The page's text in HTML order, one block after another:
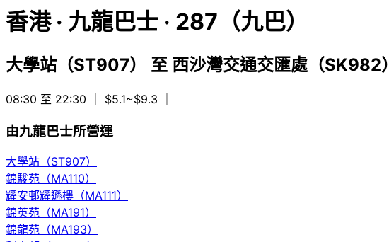
香港· 九龍巴士 · 287（九巴）
大學站（ST907） 至 西沙灣交通交匯處（SK982）
08:30 至 22:30 ｜ $5.1~$9.3
由九龍巴士所營運
大學站（ST907）
錦駿苑（MA110）
耀安邨耀遜樓（MA111）
錦英苑（MA191）
錦龍苑（MA193）